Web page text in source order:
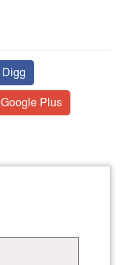
Digg
Google Plus